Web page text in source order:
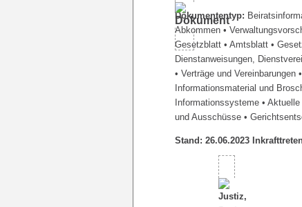
Dokumententyp:
Abkommen •
Gesetzblatt • Amtsblatt •
Dienstanweisungen,
• Verträge und Vereinbarungen
Informationsmaterial und
Informationssysteme •
und Ausschüsse •
Stand: 26.06.2023